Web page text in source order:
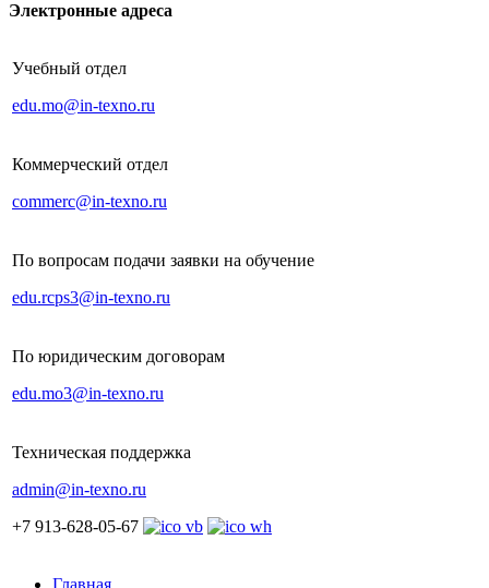
Электронные адреса
Учебный отдел
edu.mo@in-texno.ru
Коммерческий отдел
commerc@in-texno.ru
По вопросам подачи заявки на обучение
edu.rcps3@in-texno.ru
По юридическим договорам
edu.mo3@in-texno.ru
Техническая поддержка
admin@in-texno.ru
+7 913-628-05-67